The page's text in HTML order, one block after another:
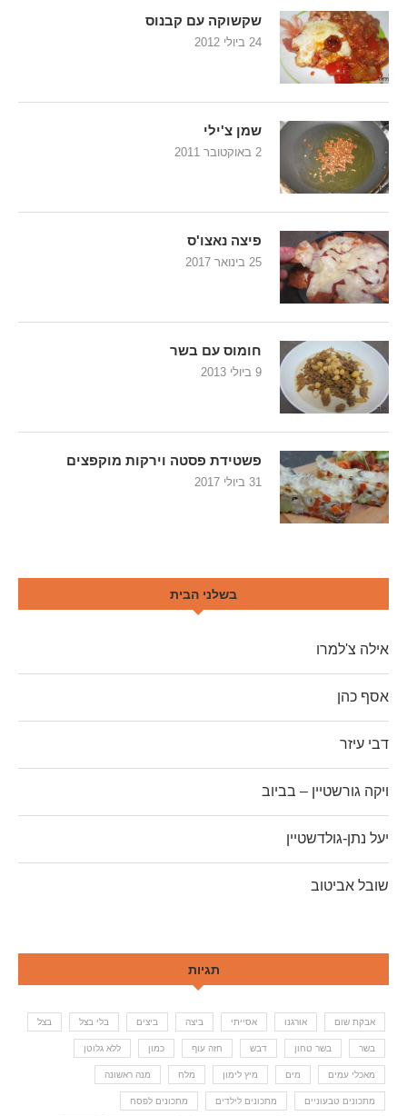
שקשוקה עם קבנוס
24 ביולי 2012
שמן צ'ילי
2 באוקטובר 2011
פיצה נאצו'ס
25 בינואר 2017
חומוס עם בשר
9 ביולי 2013
פשטידת פסטה וירקות מוקפצים
31 ביולי 2017
בשלני הבית
אילה צ'למרו
אסף כהן
דבי עיזר
ויקה גורשטיין – בביוב
יעל נתן-גולדשטיין
שובל אביטוב
תגיות
אבקת שום אורגנו אסייתי ביצה ביצים בלי בצל בצל
בשר בשר טחון דבש חזה עוף כמון ללא גלוטן
מאכלי עמים מים מיץ לימון מלח מנה ראשונה
מתכונים טבעוניים מתכונים לילדים מתכונים לפסח